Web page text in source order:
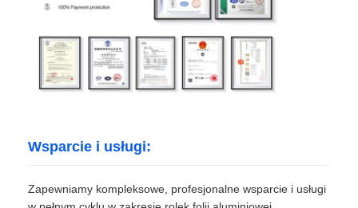
Wsparcie i usługi:
Zapewniamy kompleksowe, profesjonalne wsparcie i usługi